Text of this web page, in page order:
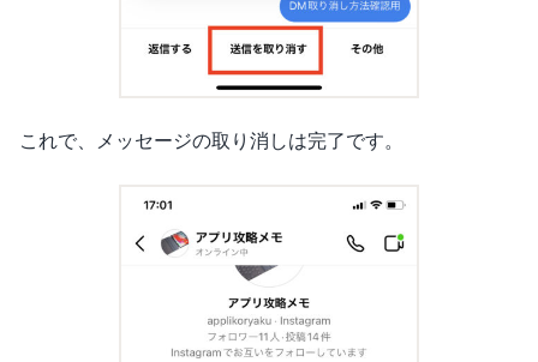
これで、メッセージの取り消しは完了です。